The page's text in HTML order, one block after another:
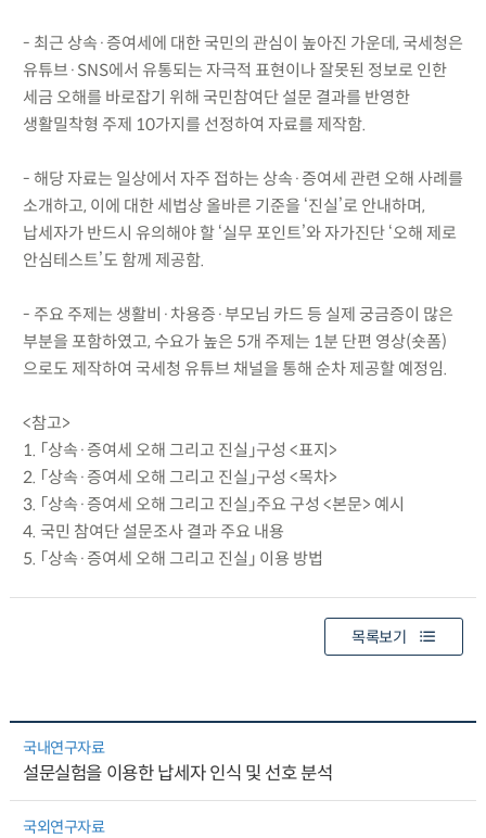
- 최근 상속·증여세에 대한 국민의 관심이 높아진 가운데, 국세청은
유튜브·SNS에서 유통되는 자극적 표현이나 잘못된 정보로 인한
세금 오해를 바로잡기 위해 국민참여단 설문 결과를 반영한
생활밀착형 주제 10가지를 선정하여 자료를 제작함.
- 해당 자료는 일상에서 자주 접하는 상속·증여세 관련 오해 사례를
소개하고, 이에 대한 세법상 올바른 기준을 ‘진실’로 안내하며,
납세자가 반드시 유의해야 할 ‘실무 포인트’와 자가진단 ‘오해 제로
안심테스트’도 함께 제공함.
- 주요 주제는 생활비·차용증·부모님 카드 등 실제 궁금증이 많은
부분을 포함하였고, 수요가 높은 5개 주제는 1분 단편 영상(숏폼)
으로도 제작하여 국세청 유튜브 채널을 통해 순차 제공할 예정임.
<참고>
1. 「상속·증여세 오해 그리고 진실」구성 <표지>
2. 「상속·증여세 오해 그리고 진실」구성 <목차>
3. 「상속·증여세 오해 그리고 진실」주요 구성 <본문> 예시
4. 국민 참여단 설문조사 결과 주요 내용
5. 「상속·증여세 오해 그리고 진실」 이용 방법
목록보기
국내연구자료
설문실험을 이용한 납세자 인식 및 선호 분석
국외연구자료